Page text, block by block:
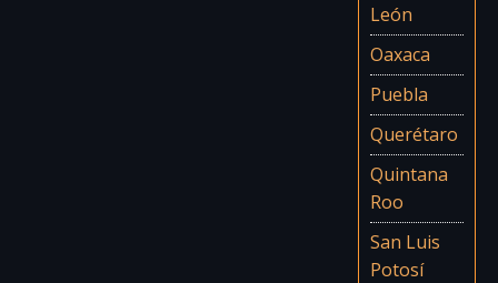
León
Oaxaca
Puebla
Querétaro
Quintana
Roo
San Luis
Potosí